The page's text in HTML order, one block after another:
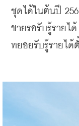
ชุดได้ในต้นปี
ขายรอรับรู้รายไ
ทยอยรับรู้รายได้